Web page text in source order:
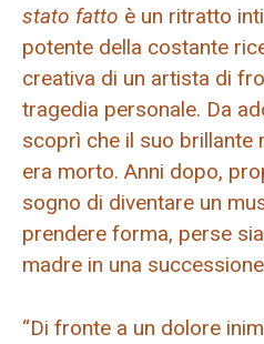
stato fatto è un ritratto
potente della costante
creativa di un artista di
tragedia personale. Da
scoprì che il suo brillante
era morto. Anni dopo,
sogno di diventare un
prendere forma, perse
madre in una
“Di fronte a un dolore